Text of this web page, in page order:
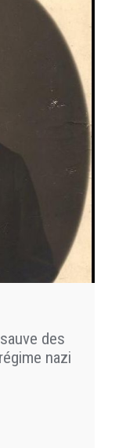
des
nazi